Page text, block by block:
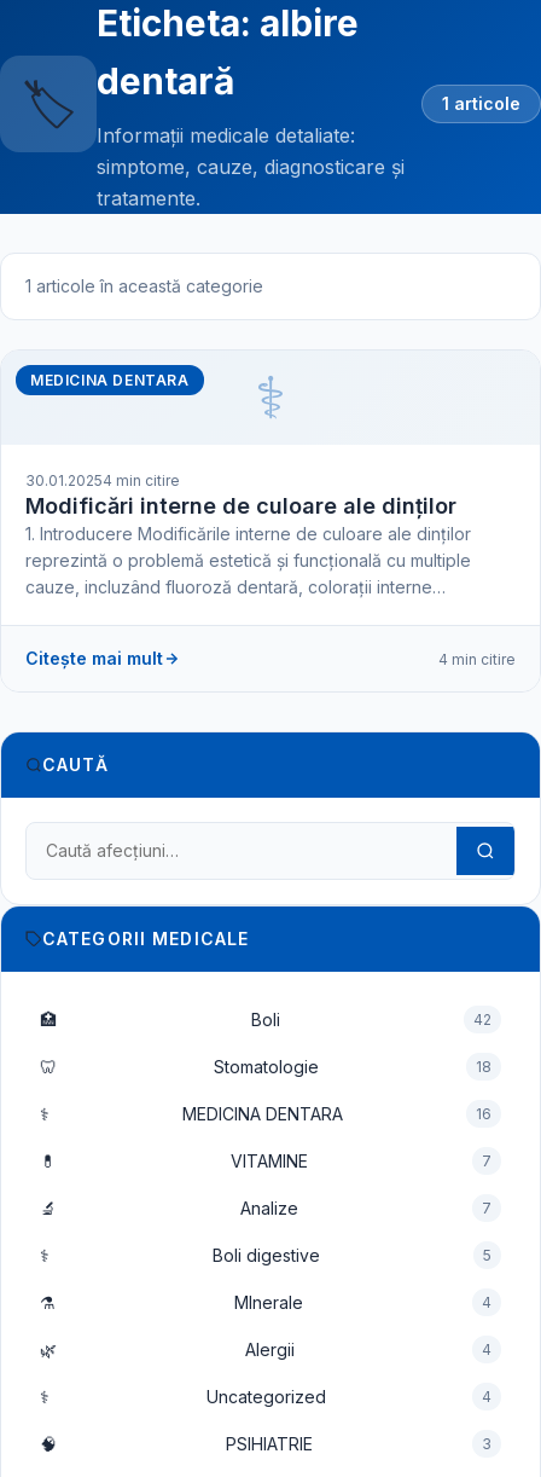
🏷️
Eticheta: albire
dentară
Informații medicale detaliate:
simptome, cauze, diagnosticare și
tratamente.
1 articole
1 articole în această categorie
⚕️
MEDICINA DENTARA
30.01.20254 min citire
Modificări interne de culoare ale dinților
1. Introducere Modificările interne de culoare ale dinților
reprezintă o problemă estetică și funcțională cu multiple
cauze, incluzând fluoroză dentară, colorații interne…
Citește mai mult 4 min citire
CAUTĂ
Caută în dicționarul medical
CATEGORII MEDICALE
🏥 Boli 42
🦷 Stomatologie 18
⚕️ MEDICINA DENTARA 16
💊 VITAMINE 7
🔬 Analize 7
⚕️ Boli digestive 5
⚗️ MInerale 4
🌿 Alergii 4
⚕️ Uncategorized 4
🧠 PSIHIATRIE 3